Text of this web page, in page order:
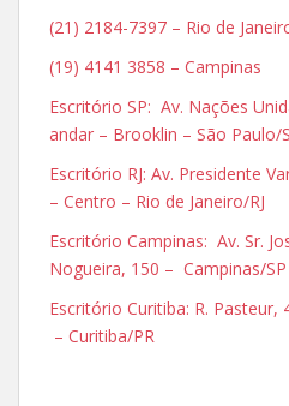
(21) 2184-7397 – Rio de
(19) 4141 3858 – Campinas
Escritório SP: Av. Nações
andar – Brooklin – São Paulo/
Escritório RJ: Av. Presidente
– Centro – Rio de Janeiro/RJ
Escritório Campinas: Av. Sr.
Nogueira, 150 – Campinas/SP
Escritório Curitiba: R. Pasteur,
– Curitiba/PR